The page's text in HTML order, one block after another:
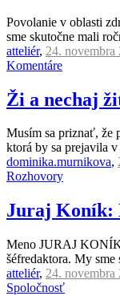
Povolanie v oblasti
sme skutočne mali
atteliér, 24. novembra
Komentáre
Ži a nechaj
Musím sa priznať, že
ktorá by sa prejavila
dominika.murnikova,
Rozhovory
Juraj Koník:
Meno JURAJ KONÍK
šéfredaktora. My
atteliér, 24. novembra
Spoločnosť